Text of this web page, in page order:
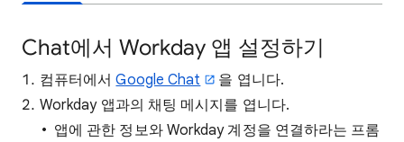
Chat에서 Workday 앱 설정하기
컴퓨터에서Google Chat
을 엽니다.
Workday 앱과의 채팅 메시지를 엽니다.
앱에 관한 정보와 Workday 계정을 연결하라는 프롬